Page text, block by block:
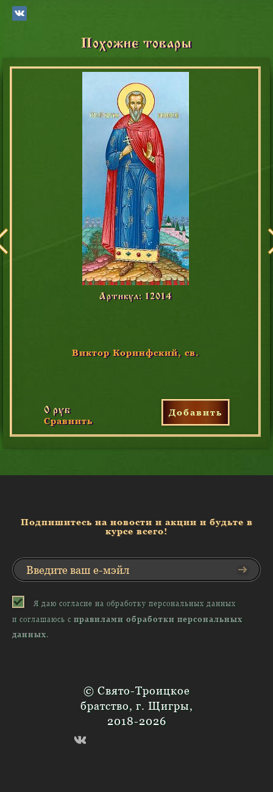
Похожие товары
Артикул: 12014
Виктор Коринфский, cв.
0 руб
Сравнить
Добавить
Подпишитесь на новости и акции и будьте в
курсе всего!
Я даю согласие на обработку персональных данных
и соглашаюсь с правилами обработки персональных
данных.
© Свято-Троицкое
братство, г. Щигры,
2018-2026